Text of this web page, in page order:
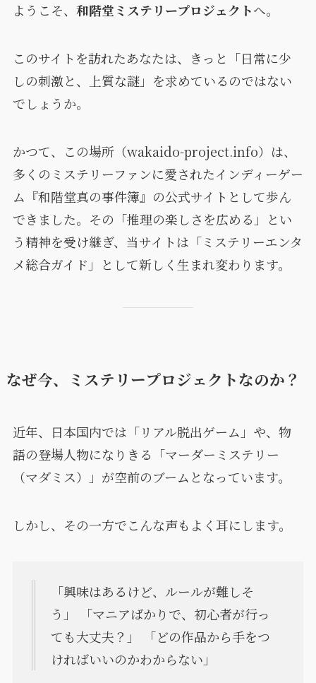
ようこそ、 和階堂ミステリープロジェクトへ。
このサイトを訪れたあなたは、きっと「日常に少
しの刺激と、上質な謎」を求めているのではない
でしょうか。
かつて、この場所（wakaido-project.info）は、
多くのミステリーファンに愛されたインディーゲー
ム『和階堂真の事件簿』の公式サイトとして歩ん
できました。その「推理の楽しさを広める」とい
う精神を受け継ぎ、当サイトは「ミステリーエンタ
メ総合ガイド」として新しく生まれ変わります。
なぜ今、ミステリープロジェクトなのか？
近年、日本国内では「リアル脱出ゲーム」や、物
語の登場人物になりきる「マーダーミステリー
（マダミス）」が空前のブームとなっています。
しかし、その一方でこんな声もよく耳にします。
「興味はあるけど、ルールが難しそ
う」 「マニアばかりで、初心者が行っ
ても大丈夫？」 「どの作品から手をつ
ければいいのかわからない」